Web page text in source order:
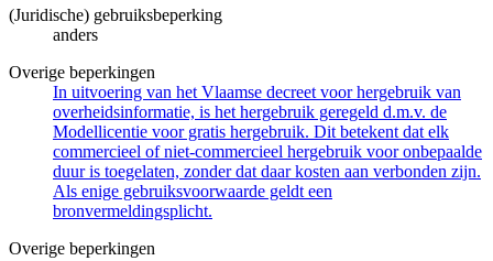
(Juridische) gebruiksbeperking
anders
Overige beperkingen
In uitvoering van het Vlaamse decreet voor hergebruik van
overheidsinformatie, is het hergebruik geregeld d.m.v. de
Modellicentie voor gratis hergebruik. Dit betekent dat elk
commercieel of niet-commercieel hergebruik voor onbepaalde
duur is toegelaten, zonder dat daar kosten aan verbonden zijn.
Als enige gebruiksvoorwaarde geldt een
bronvermeldingsplicht.
Overige beperkingen